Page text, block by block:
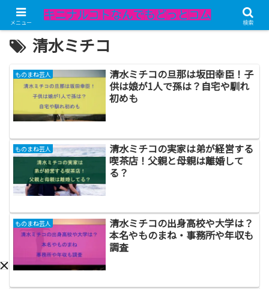
清水ミチコ
ものまね芸人
清水ミチコの旦那は坂田幸臣！子
供は娘が1人で孫は？自宅や馴れ
初めも
ものまね芸人
清水ミチコの実家は弟が経営する
喫茶店！父親と母親は離婚して
る？
ものまね芸人
清水ミチコの出身高校や大学は？
本名やものまね・事務所や年収も
調査
メニュー 検索